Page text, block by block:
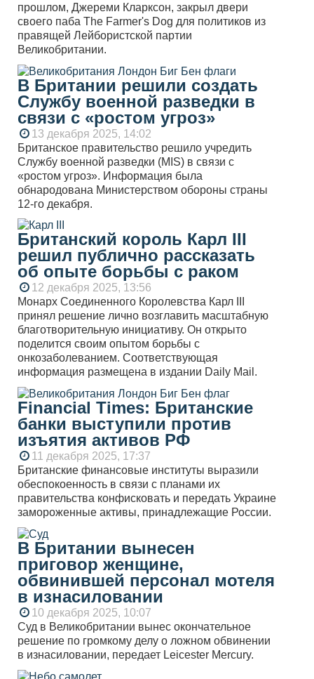
прошлом, Джереми Кларксон, закрыл двери
своего паба The Farmer's Dog для политиков из
правящей Лейбористской партии
Великобритании.
В Британии решили создать
Службу военной разведки в
связи с «ростом угроз»
13 декабря 2025, 14:02
Британское правительство решило учредить
Службу военной разведки (MIS) в связи с
«ростом угроз». Информация была
обнародована Министерством обороны страны
12-го декабря.
Британский король Карл III
решил публично рассказать
об опыте борьбы с раком
12 декабря 2025, 13:56
Монарх Соединенного Королевства Карл III
принял решение лично возглавить масштабную
благотворительную инициативу. Он открыто
поделится своим опытом борьбы с
онкозаболеванием. Соответствующая
информация размещена в издании Daily Mail.
Financial Times: Британские
банки выступили против
изъятия активов РФ
11 декабря 2025, 17:37
Британские финансовые институты выразили
обеспокоенность в связи с планами их
правительства конфисковать и передать Украине
замороженные активы, принадлежащие России.
В Британии вынесен
приговор женщине,
обвинившей персонал мотеля
в изнасиловании
10 декабря 2025, 10:07
Суд в Великобритании вынес окончательное
решение по громкому делу о ложном обвинении
в изнасиловании, передает Leicester Mercury.